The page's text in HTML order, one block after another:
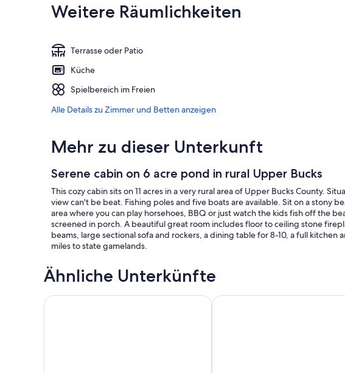
Weitere Räumlichkeiten
Terrasse oder Patio
Küche
Spielbereich im Freien
Alle Details zu Zimmer und Betten anzeigen
Mehr zu dieser Unterkunft
Serene cabin on 6 acre pond in rural Upper Bucks
This cozy cabin sits on 11 acres in a very rural area of Upper Bucks County.
view can't be beat. Fishing poles and five boats are available. Sit on a stony
area where you can play horsehoes, BBQ or just watch the kids fish off the
screened in porch. A beautiful great room includes floor to ceiling stone
beams, large sectional sofa and rockers, a dining table for 8-10, a full kitchen
miles to state gamelands.
Ähnliche Unterkünfte
The Artist Cottage at Windy Hill Bucks County Rustic